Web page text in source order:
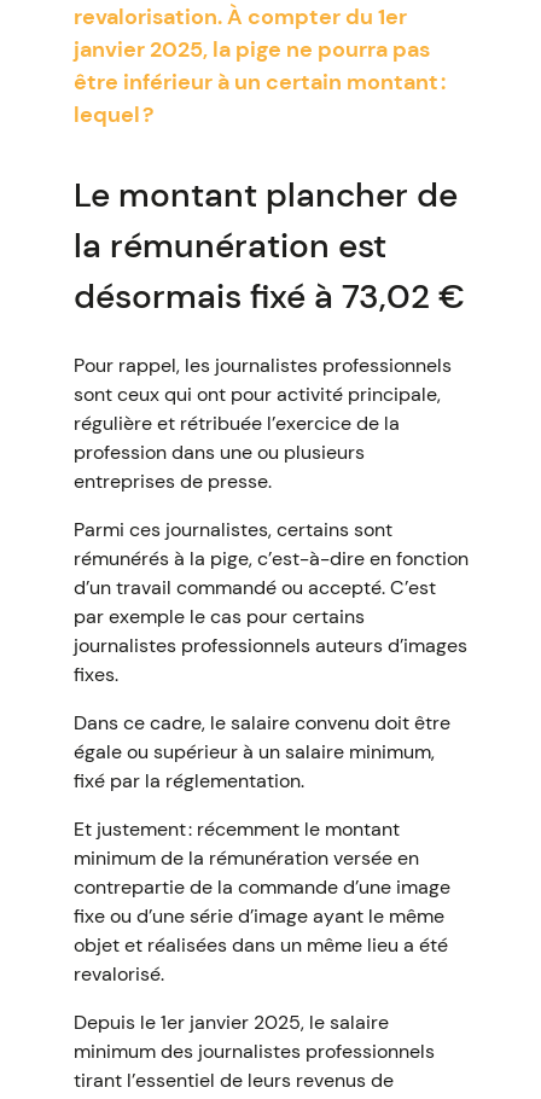
revalorisation. À compter du 1er
janvier 2025, la pige ne pourra pas
être inférieur à un certain montant :
lequel ?
Le montant plancher de
la rémunération est
désormais fixé à 73,02 €
Pour rappel, les journalistes professionnels
sont ceux qui ont pour activité principale,
régulière et rétribuée l’exercice de la
profession dans une ou plusieurs
entreprises de presse.
Parmi ces journalistes, certains sont
rémunérés à la pige, c’est-à-dire en fonction
d’un travail commandé ou accepté. C’est
par exemple le cas pour certains
journalistes professionnels auteurs d’images
fixes.
Dans ce cadre, le salaire convenu doit être
égale ou supérieur à un salaire minimum,
fixé par la réglementation.
Et justement : récemment le montant
minimum de la rémunération versée en
contrepartie de la commande d’une image
fixe ou d’une série d’image ayant le même
objet et réalisées dans un même lieu a été
revalorisé.
Depuis le 1er janvier 2025, le salaire
minimum des journalistes professionnels
tirant l’essentiel de leurs revenus de